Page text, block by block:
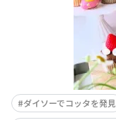
ダイソーでコッタを発見